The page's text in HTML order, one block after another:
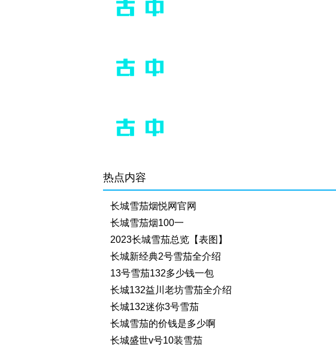
热点内容
长城雪茄烟悦网官网
长城雪茄烟100一
2023长城雪茄总览【表图】
长城新经典2号雪茄全介绍
13号雪茄132多少钱一包
长城132益川老坊雪茄全介绍
长城132迷你3号雪茄
长城雪茄的价钱是多少啊
长城盛世v号10装雪茄